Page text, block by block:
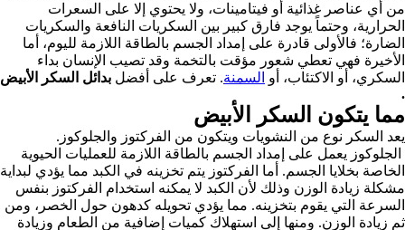
من أي عناصر غذائية أو فيتامينات، ولا يحتوي إلا على السعرات
الحرارية، وحتماً يوجد فارق كبير بين السكريات النافعة والسكريات
الضارة؛ فالأولى قادرة على إمداد الجسم بالطاقة اللازمة لليوم، أما
الأخيرة فهي تعطي شعور مؤقت بالتخمة وقد تصيب الإنسان بداء
السكري، أو الاكتئاب، أو السمنة. تعرف على أفضل بدائل السكر الأبيض
.
مما يتكون السكر الأبيض
يعد السكر نوع من النشويات ويتكون من الفركتوز والجلوكوز.
الجلوكوز يعمل على إمداد الجسم بالطاقة اللازمة للعمليات الحيوية
الخاصة بخلايا الجسم. أما الفركتوز يتم تخزينه في الكبد مما يؤدي لبداية
مشكلة زيادة الوزن وذلك لأن الكبد لا يمكنه استخدام الفركتوز بنفس
السرعة التي يقوم بتخزينه. مما يؤدي تحويله كدهون حول الخصر، ومن
ثم زيادة الوزن. ومنها إلى استهلاك كميات إضافية من الطعام وزيادة